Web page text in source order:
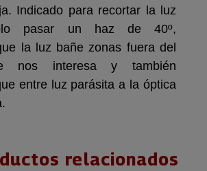
Indicado para recortar la luz
pasar un haz de 40º,
la luz bañe zonas fuera del
nos interesa y también
entre luz parásita a la óptica
relacionados